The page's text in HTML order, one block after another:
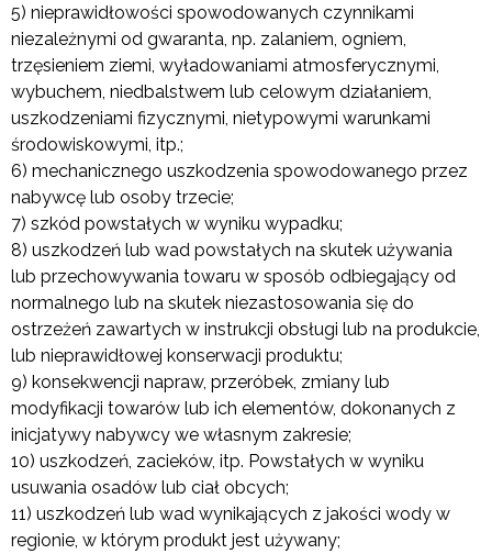
5) nieprawidłowości spowodowanych czynnikami
niezależnymi od gwaranta, np. zalaniem, ogniem,
trzęsieniem ziemi, wyładowaniami atmosferycznymi,
wybuchem, niedbalstwem lub celowym działaniem,
uszkodzeniami fizycznymi, nietypowymi warunkami
środowiskowymi, itp.;
6) mechanicznego uszkodzenia spowodowanego przez
nabywcę lub osoby trzecie;
7) szkód powstałych w wyniku wypadku;
8) uszkodzeń lub wad powstałych na skutek używania
lub przechowywania towaru w sposób odbiegający od
normalnego lub na skutek niezastosowania się do
ostrzeżeń zawartych w instrukcji obsługi lub na produkcie,
lub nieprawidłowej konserwacji produktu;
9) konsekwencji napraw, przeróbek, zmiany lub
modyfikacji towarów lub ich elementów, dokonanych z
inicjatywy nabywcy we własnym zakresie;
10) uszkodzeń, zacieków, itp. Powstałych w wyniku
usuwania osadów lub ciał obcych;
11) uszkodzeń lub wad wynikających z jakości wody w
regionie, w którym produkt jest używany;